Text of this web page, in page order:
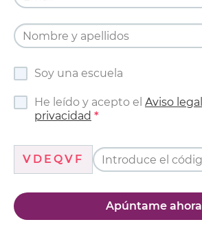
Soy una escuela
He leído y acepto el Aviso legal
privacidad
VDEQVF
Apúntame ahora